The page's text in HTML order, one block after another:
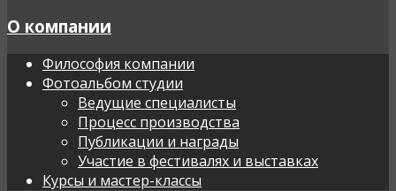
О компании
Философия компании
Фотоальбом студии
Ведущие специалисты
Процесс производства
Публикации и награды
Участие в фестивалях и выставках
Курсы и мастер-классы